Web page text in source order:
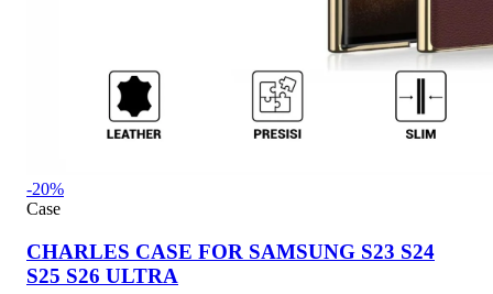
-20%
Case
CHARLES CASE FOR SAMSUNG S23 S24
S25 S26 ULTRA